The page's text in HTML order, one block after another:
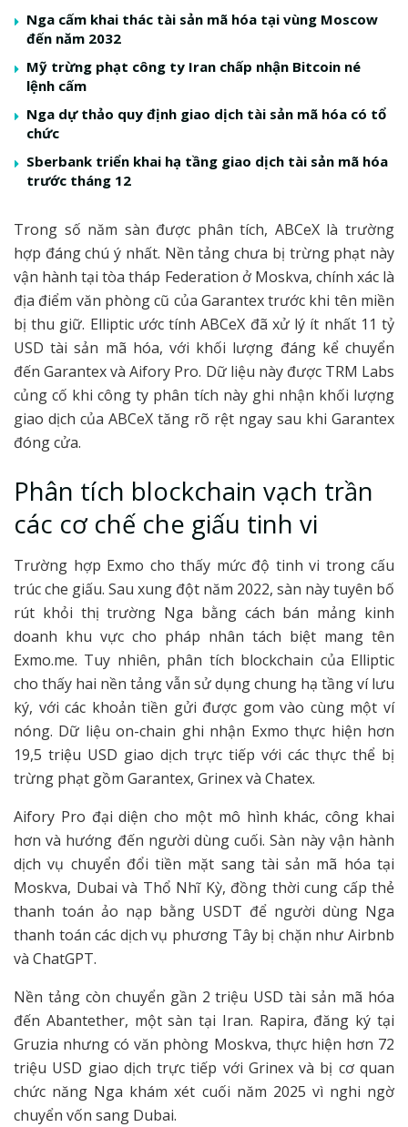
Nga cấm khai thác tài sản mã hóa tại vùng Moscow
đến năm 2032
Mỹ trừng phạt công ty Iran chấp nhận Bitcoin né
lệnh cấm
Nga dự thảo quy định giao dịch tài sản mã hóa có tổ
chức
Sberbank triển khai hạ tầng giao dịch tài sản mã hóa
trước tháng 12
Trong số năm sàn được phân tích, ABCeX là trường
hợp đáng chú ý nhất. Nền tảng chưa bị trừng phạt này
vận hành tại tòa tháp Federation ở Moskva, chính xác là
địa điểm văn phòng cũ của Garantex trước khi tên miền
bị thu giữ. Elliptic ước tính ABCeX đã xử lý ít nhất 11 tỷ
USD tài sản mã hóa, với khối lượng đáng kể chuyển
đến Garantex và Aifory Pro. Dữ liệu này được TRM Labs
củng cố khi công ty phân tích này ghi nhận khối lượng
giao dịch của ABCeX tăng rõ rệt ngay sau khi Garantex
đóng cửa.
Phân tích blockchain vạch trần
các cơ chế che giấu tinh vi
Trường hợp Exmo cho thấy mức độ tinh vi trong cấu
trúc che giấu. Sau xung đột năm 2022, sàn này tuyên bố
rút khỏi thị trường Nga bằng cách bán mảng kinh
doanh khu vực cho pháp nhân tách biệt mang tên
Exmo.me. Tuy nhiên, phân tích blockchain của Elliptic
cho thấy hai nền tảng vẫn sử dụng chung hạ tầng ví lưu
ký, với các khoản tiền gửi được gom vào cùng một ví
nóng. Dữ liệu on-chain ghi nhận Exmo thực hiện hơn
19,5 triệu USD giao dịch trực tiếp với các thực thể bị
trừng phạt gồm Garantex, Grinex và Chatex.
Aifory Pro đại diện cho một mô hình khác, công khai
hơn và hướng đến người dùng cuối. Sàn này vận hành
dịch vụ chuyển đổi tiền mặt sang tài sản mã hóa tại
Moskva, Dubai và Thổ Nhĩ Kỳ, đồng thời cung cấp thẻ
thanh toán ảo nạp bằng USDT để người dùng Nga
thanh toán các dịch vụ phương Tây bị chặn như Airbnb
và ChatGPT.
Nền tảng còn chuyển gần 2 triệu USD tài sản mã hóa
đến Abantether, một sàn tại Iran. Rapira, đăng ký tại
Gruzia nhưng có văn phòng Moskva, thực hiện hơn 72
triệu USD giao dịch trực tiếp với Grinex và bị cơ quan
chức năng Nga khám xét cuối năm 2025 vì nghi ngờ
chuyển vốn sang Dubai.